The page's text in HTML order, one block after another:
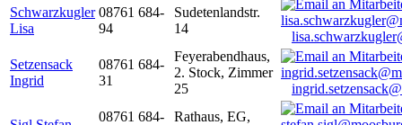
Schwarzkugler
Lisa
08761 684-
94
Sudetenlandstr.
14
Setzensack
Ingrid
08761 684-
31
Feyerabendhaus,
2. Stock, Zimmer
25
08761 684-
Rathaus, EG,